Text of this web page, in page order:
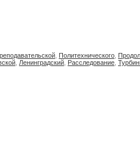
Политехнического
Ленинградский Расследование